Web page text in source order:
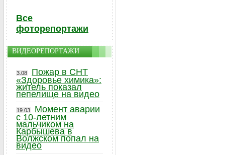
Все
фоторепортажи
ВИДЕОРЕПОРТАЖИ
3.08
Пожар в СНТ
«Здоровье химика»:
житель показал
пепелище на видео
19.03
Момент аварии
с 10-летним
мальчиком на
Карбышева в
Волжском попал на
видео